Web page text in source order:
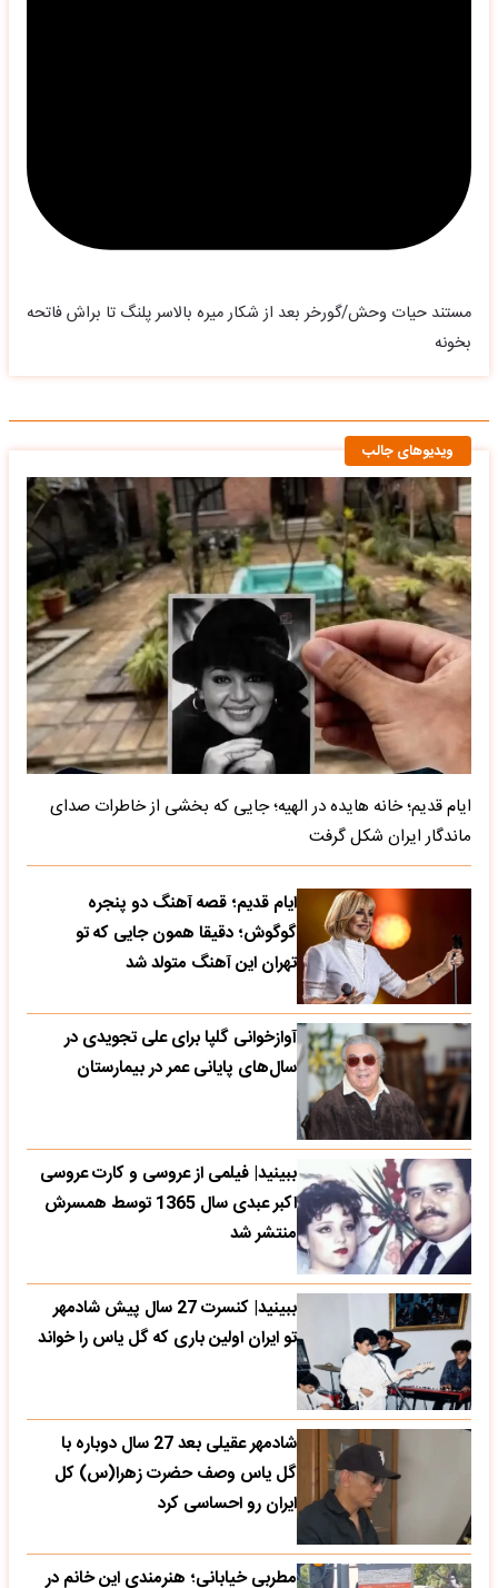
مستند حیات وحش/گورخر بعد از شکار میره بالاسر پلنگ تا براش فاتحه
بخونه
ویدیوهای جالب
ایام قدیم؛ خانه هایده در الهیه؛ جایی که بخشی از خاطرات صدای
ماندگار ایران شکل گرفت
ایام قدیم؛ قصه آهنگ دو پنجره
گوگوش؛ دقیقا همون جایی که تو
تهران این آهنگ متولد شد
آوازخوانی گلپا برای علی تجویدی در
سال‌های پایانی عمر در بیمارستان
ببینید| فیلمی از عروسی و کارت عروسی
اکبر عبدی سال 1365 توسط همسرش
منتشر شد
ببینید| کنسرت 27 سال پیش شادمهر
تو ایران اولین باری که گل یاس را خواند
شادمهر عقیلی بعد 27 سال دوباره با
گل یاس وصف حضرت زهرا(س) کل
ایران رو احساسی کرد
مطربی خیابانی؛ هنرمندی این خانم در